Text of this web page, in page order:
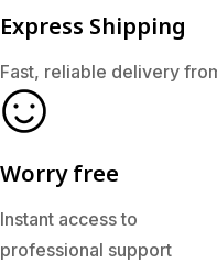
Express Shipping
Fast, reliable delivery
Worry free
Instant access to
professional support